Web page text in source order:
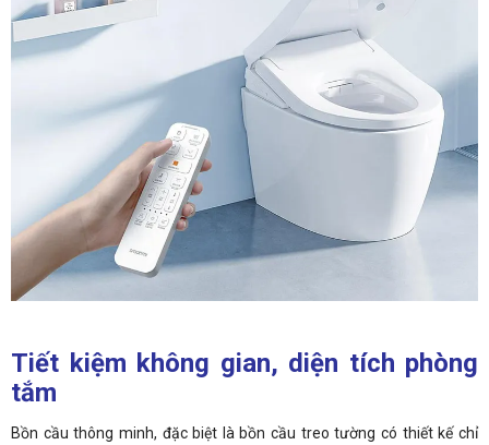
Tiết kiệm không gian, diện tích phòng
tắm
Bồn cầu thông minh, đặc biệt là bồn cầu treo tường có thiết kế chỉ